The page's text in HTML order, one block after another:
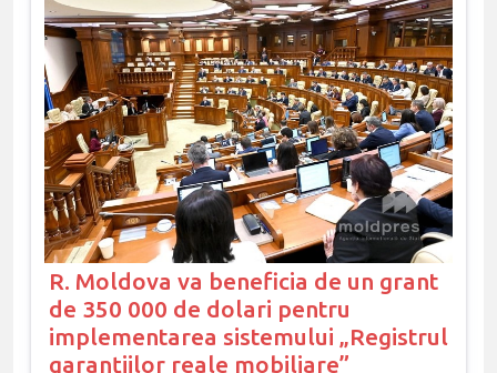
R. Moldova va beneficia de un grant
de 350 000 de dolari pentru
implementarea sistemului „Registrul
garanțiilor reale mobiliare”